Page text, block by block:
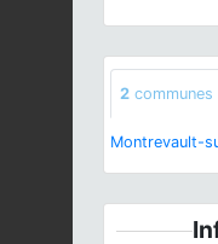
2 communes
Montrevault-